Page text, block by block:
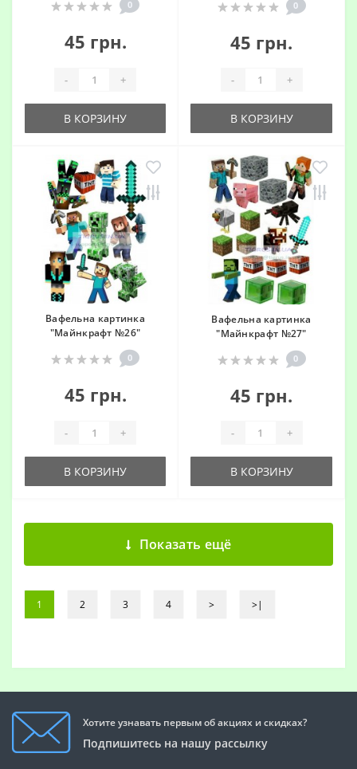
0
45 грн.
- +
В КОРЗИНУ
0
45 грн.
- +
В КОРЗИНУ
Вафельна картинка
"Майнкрафт №26"
0
45 грн.
- +
В КОРЗИНУ
Вафельна картинка
"Майнкрафт №27"
0
45 грн.
- +
В КОРЗИНУ
Показать ещё
1 2 3 4 > >|
Хотите узнавать первым об акциях и скидках?
Подпишитесь на нашу рассылку